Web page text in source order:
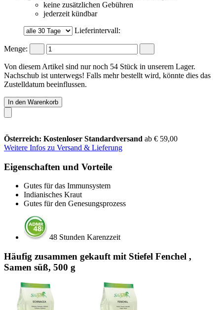
keine zusätzlichen Gebühren
jederzeit kündbar
Lieferintervall:
Menge:
Von diesem Artikel sind nur noch 54 Stück in unserem Lager.
Nachschub ist unterwegs! Falls mehr bestellt wird, könnte dies das
Zustelldatum beeinflussen.
In den Warenkorb
Österreich: Kostenloser Standardversand ab € 59,00
Weitere Infos zu Versand & Lieferung
Eigenschaften und Vorteile
Gutes für das Immunsystem
Indianisches Kraut
Gutes für den Genesungsprozess
48 Stunden Karenzzeit
Häufig zusammen gekauft mit Stiefel Fenchel ,
Samen süß, 500 g